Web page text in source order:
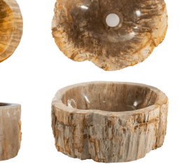
é:
R$ 3.460,00.
era:
R$ 4.152,00.
é:
R$